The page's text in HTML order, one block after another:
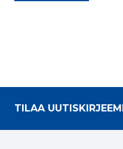
TILAA